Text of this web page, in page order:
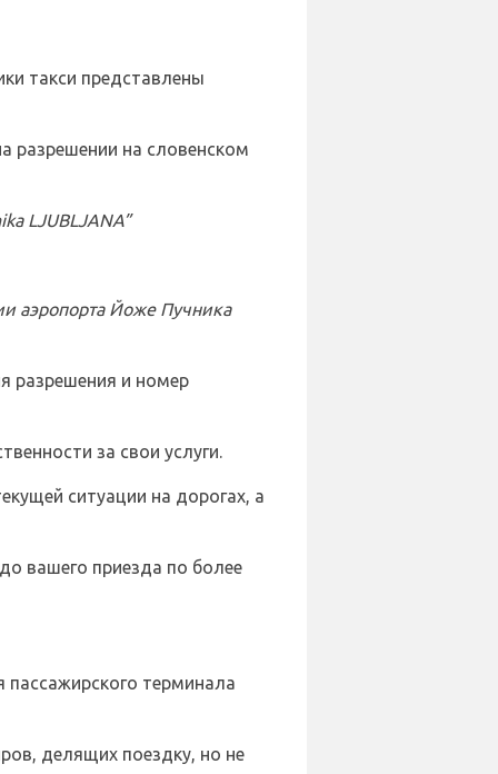
такси представлены
разрешении на словенском
LJUBLJANA”
аэропорта Йоже Пучника
разрешения и номер
за свои услуги.
ситуации на дорогах, а
вашего приезда по более
терминала
делящих поездку, но не